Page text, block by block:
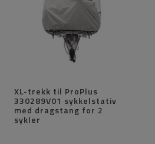
XL-trekk til ProPlus
330289V01 sykkelstativ
med dragstang for 2
sykler